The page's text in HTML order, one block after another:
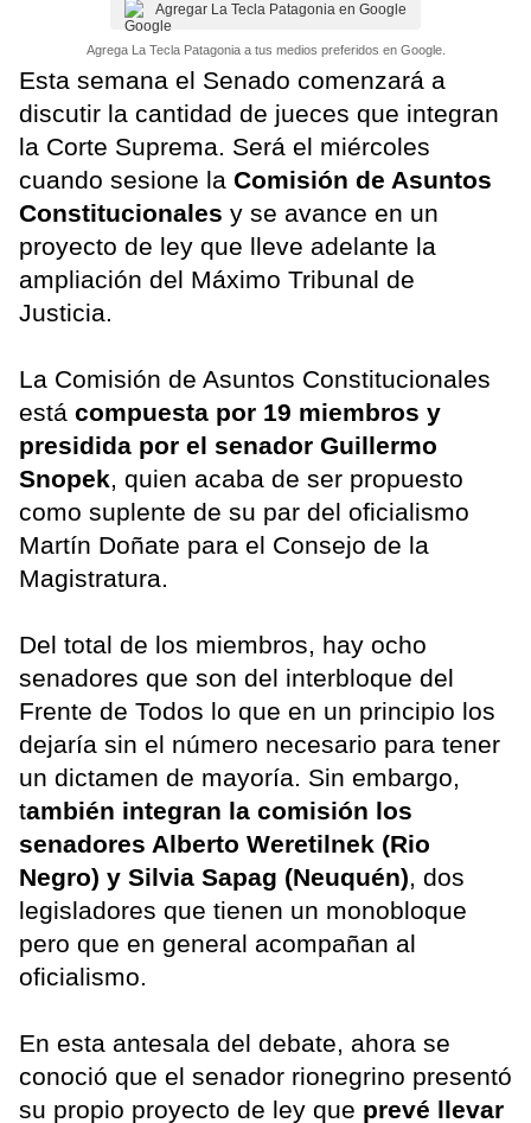
Agregar La Tecla Patagonia en Google
Agrega La Tecla Patagonia a tus medios preferidos en Google.
Esta semana el Senado comenzará a
discutir la cantidad de jueces que integran
la Corte Suprema. Será el miércoles
cuando sesione la Comisión de Asuntos
Constitucionales y se avance en un
proyecto de ley que lleve adelante la
ampliación del Máximo Tribunal de
Justicia.
La Comisión de Asuntos Constitucionales
está compuesta por 19 miembros y
presidida por el senador Guillermo
Snopek, quien acaba de ser propuesto
como suplente de su par del oficialismo
Martín Doñate para el Consejo de la
Magistratura.
Del total de los miembros, hay ocho
senadores que son del interbloque del
Frente de Todos lo que en un principio los
dejaría sin el número necesario para tener
un dictamen de mayoría. Sin embargo,
también integran la comisión los
senadores Alberto Weretilnek (Rio
Negro) y Silvia Sapag (Neuquén), dos
legisladores que tienen un monobloque
pero que en general acompañan al
oficialismo.
En esta antesala del debate, ahora se
conoció que el senador rionegrino presentó
su propio proyecto de ley que prevé llevar